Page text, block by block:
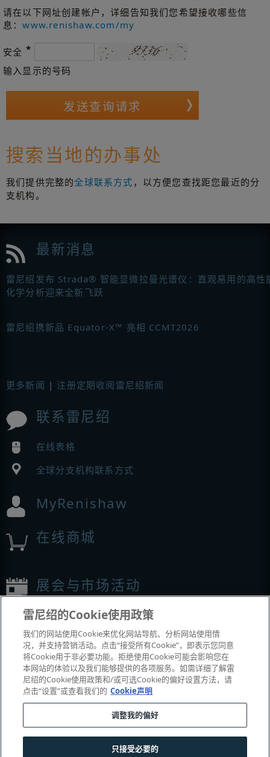
请在以下网址创建帐户，详细告知我们您希望接收哪些信
息：www.renishaw.com/my
安全 *
输入显示的号码
搜索当地的办事处
我们提供完整的全球联系方式 ，以方便您查找距您最近的分
支机构。
最新消息
雷尼绍发布 Strada® 智能显微拉曼光谱仪：直观易用的高性
化学分析迎来全新飞跃
雷尼绍携新品 Equator-X™ 亮相 CCMT2026
更多新闻 | 注册定期收阅雷尼绍新闻
联系雷尼绍
在线表格
全球分支机构联系方式
MyRenishaw
在线商城
展会与市场活动
我们参加的活动
© 2001–2026 Renishaw plc。版权所有。
辅助功能|
雷尼绍的Cookie使用政策
我们的网站使用Cookie来优化网站导航、分析网站使用情
况，并支持营销活动。点击“接受所有Cookie”，即表示您同意
将Cookie用于非必要功能。拒绝使用Cookie可能会影响您在
本网站的体验以及我们能够提供的各项服务。如需详细了解雷
尼绍的Cookie使用政策和/或可选Cookie的偏好设置方法，请
点击“设置”或查看我们的 Cookie声明
调整我的偏好
只接受必要的